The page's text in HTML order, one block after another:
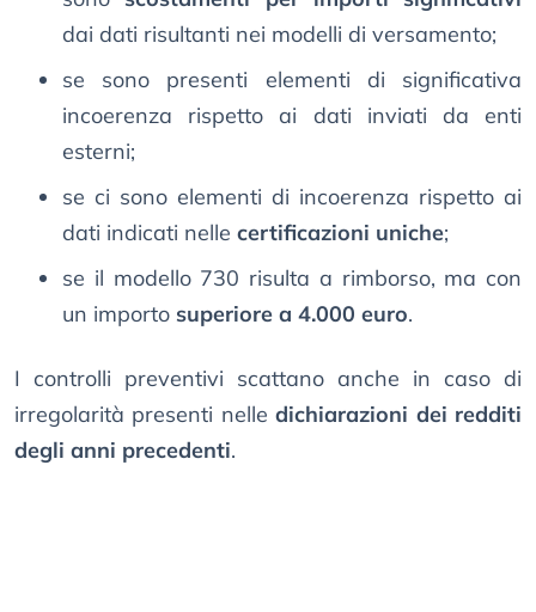
dai dati risultanti nei modelli di versamento;
se sono presenti elementi di significativa
incoerenza rispetto ai dati inviati da enti
esterni;
se ci sono elementi di incoerenza rispetto ai
dati indicati nelle certificazioni uniche;
se il modello 730 risulta a rimborso, ma con
un importo superiore a 4.000 euro.
I controlli preventivi scattano anche in caso di
irregolarità presenti nelledichiarazioni dei redditi
degli anni precedenti.